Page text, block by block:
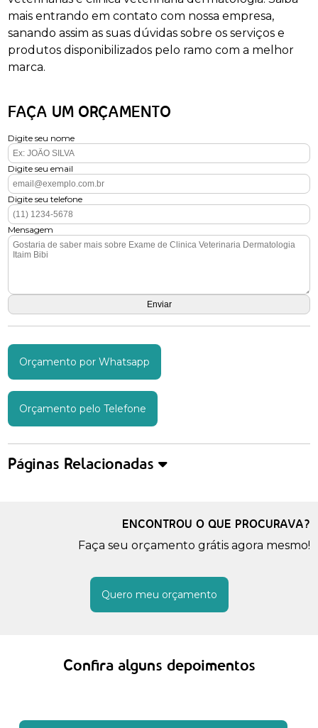
mais entrando em contato com nossa empresa,
sanando assim as suas dúvidas sobre os serviços e
produtos disponibilizados pelo ramo com a melhor
marca.
FAÇA UM ORÇAMENTO
Digite seu nome
Digite seu email
Digite seu telefone
Mensagem
Orçamento por Whatsapp
Orçamento pelo Telefone
Páginas Relacionadas
ENCONTROU O QUE PROCURAVA?
Faça seu orçamento grátis agora mesmo!
Quero meu orçamento
Confira alguns depoimentos